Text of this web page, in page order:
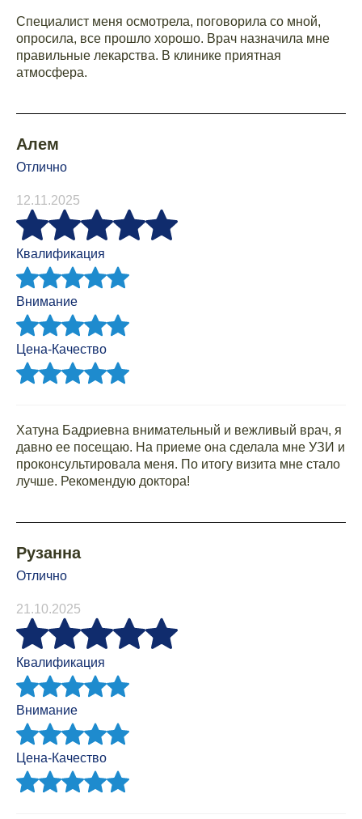
Специалист меня осмотрела, поговорила со мной,
опросила, все прошло хорошо. Врач назначила мне
правильные лекарства. В клинике приятная
атмосфера.
Алем
Отлично
12.11.2025
Квалификация
Внимание
Цена-Качество
Хатуна Бадриевна внимательный и вежливый врач, я
давно ее посещаю. На приеме она сделала мне УЗИ и
проконсультировала меня. По итогу визита мне стало
лучше. Рекомендую доктора!
Рузанна
Отлично
21.10.2025
Квалификация
Внимание
Цена-Качество